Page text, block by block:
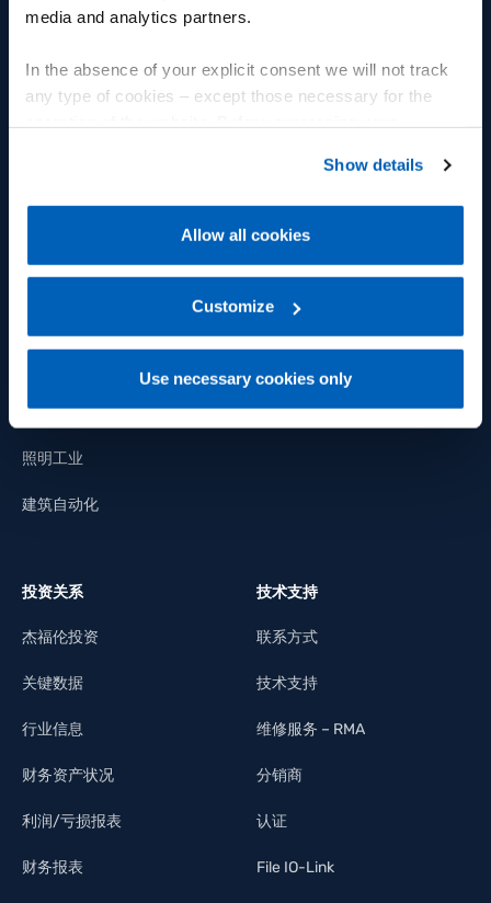
media and analytics partners.
In the absence of your explicit consent we will not track
any type of cookies – except those necessary for the
Gefran - Cookie
policy.
regarding processing of personal data, at the following
Gefran - Privacy Policy.
Show details
Allow all cookies
Customize
Use necessary cookies only
温度传感器
应变力和力传感器
G-Mation 自动化平台
Panel PC - CPU & 人机接口终
光伏行业
照明工业
建筑自动化
多样性
我们的承诺
人
供应链
投资关系
杰福伦投资
关键数据
行业信息
财务资产状况
利润/亏损报表
财务报表
技术支持
联系方式
技术支持
维修服务 – RMA
分销商
认证
File IO-Link